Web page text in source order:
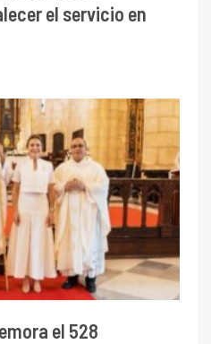
el servicio en
el 528